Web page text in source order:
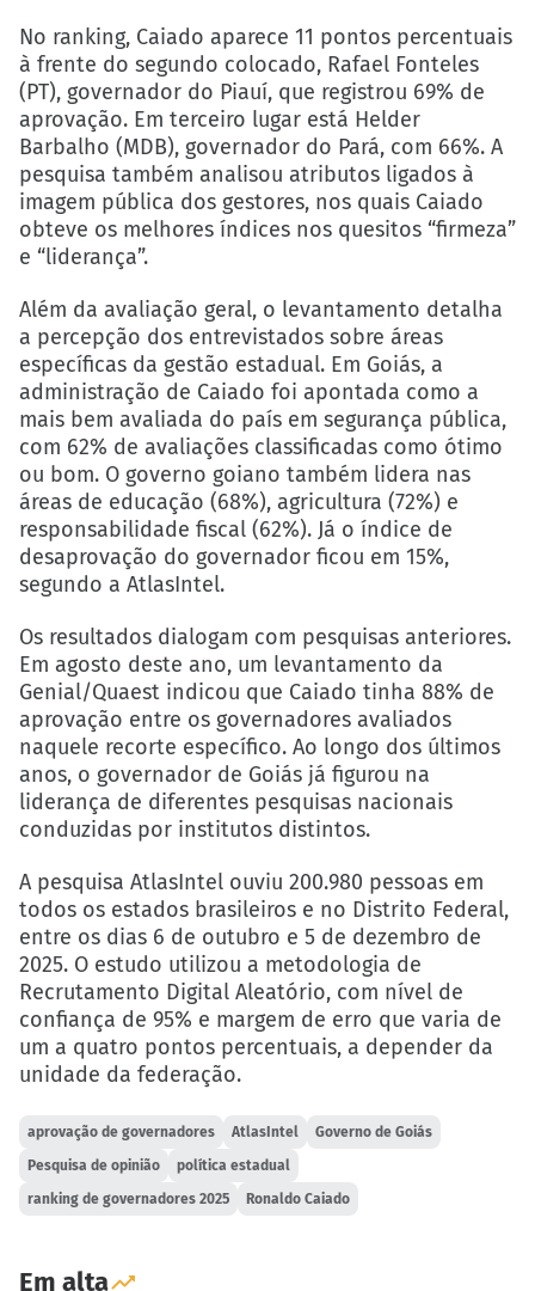
No ranking, Caiado aparece 11 pontos percentuais
à frente do segundo colocado, Rafael Fonteles
(PT), governador do Piauí, que registrou 69% de
aprovação. Em terceiro lugar está Helder
Barbalho (MDB), governador do Pará, com 66%. A
pesquisa também analisou atributos ligados à
imagem pública dos gestores, nos quais Caiado
obteve os melhores índices nos quesitos “firmeza”
e “liderança”.
Além da avaliação geral, o levantamento detalha
a percepção dos entrevistados sobre áreas
específicas da gestão estadual. Em Goiás, a
administração de Caiado foi apontada como a
mais bem avaliada do país em segurança pública,
com 62% de avaliações classificadas como ótimo
ou bom. O governo goiano também lidera nas
áreas de educação (68%), agricultura (72%) e
responsabilidade fiscal (62%). Já o índice de
desaprovação do governador ficou em 15%,
segundo a AtlasIntel.
Os resultados dialogam com pesquisas anteriores.
Em agosto deste ano, um levantamento da
Genial/Quaest indicou que Caiado tinha 88% de
aprovação entre os governadores avaliados
naquele recorte específico. Ao longo dos últimos
anos, o governador de Goiás já figurou na
liderança de diferentes pesquisas nacionais
conduzidas por institutos distintos.
A pesquisa AtlasIntel ouviu 200.980 pessoas em
todos os estados brasileiros e no Distrito Federal,
entre os dias 6 de outubro e 5 de dezembro de
2025. O estudo utilizou a metodologia de
Recrutamento Digital Aleatório, com nível de
confiança de 95% e margem de erro que varia de
um a quatro pontos percentuais, a depender da
unidade da federação.
aprovação de governadores AtlasIntel Governo de Goiás
Pesquisa de opinião política estadual
ranking de governadores 2025 Ronaldo Caiado
Em alta